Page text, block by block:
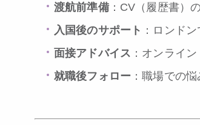
渡航前準備：CV（履歴書）
入国後のサポート ：ロンド
面接アドバイス ：オンライ
就職後フォロー ：職場での